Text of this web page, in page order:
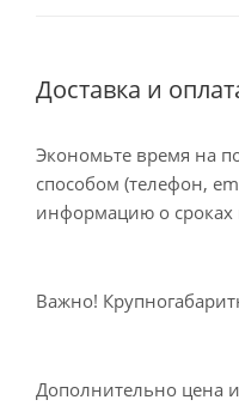
Доставка и
Экономьте время на
способом (телефон,
информацию о сроках
Важно!
Дополнительно цена